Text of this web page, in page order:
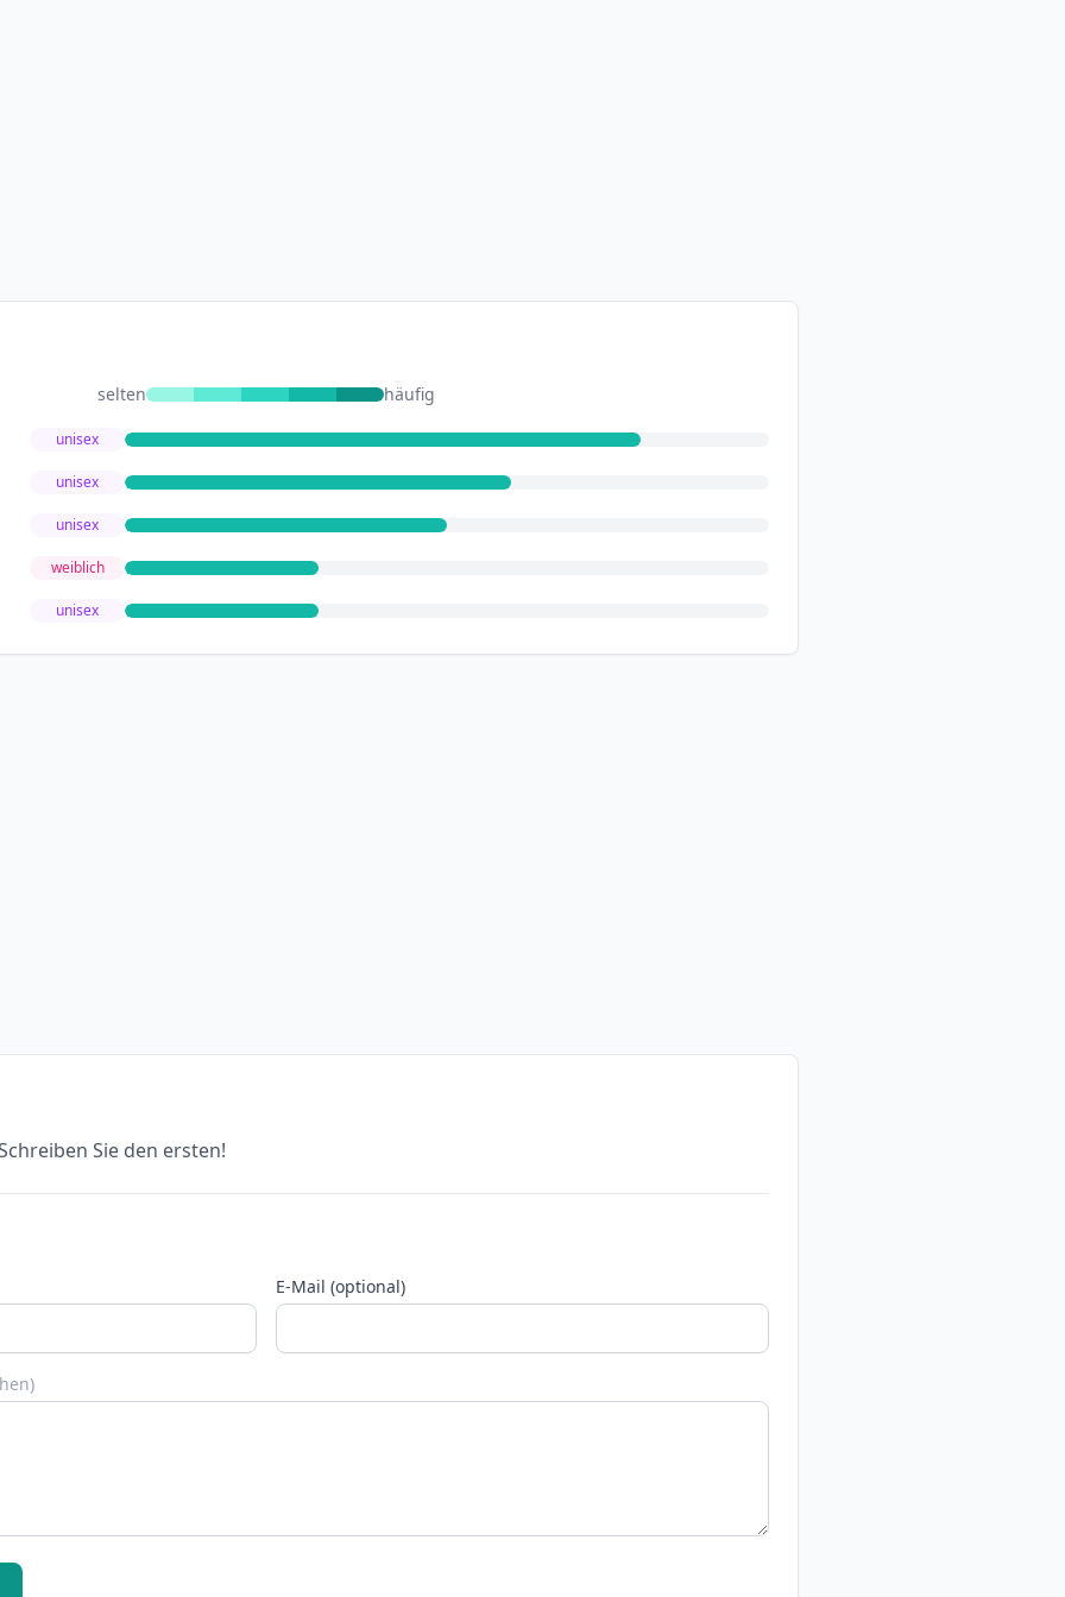
selten häufig
unisex
unisex
unisex
weiblich
unisex
Sie den ersten!
E-Mail (optional)